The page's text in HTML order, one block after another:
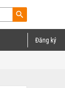
search
Đăng ký